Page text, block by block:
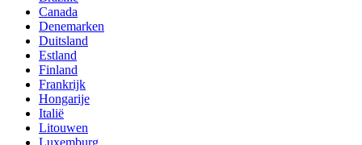
Canada
Denemarken
Duitsland
Estland
Finland
Frankrijk
Hongarije
Italië
Litouwen
Luxemburg